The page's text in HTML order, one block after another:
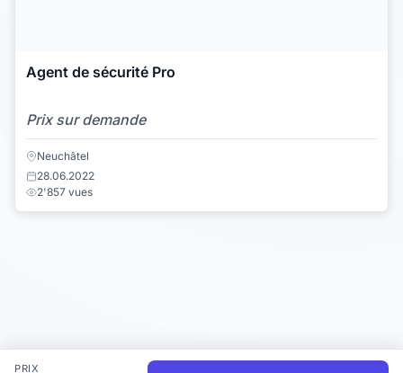
Agent de sécurité Pro
Prix sur demande
Neuchâtel
28.06.2022
2'857 vues
PRIX